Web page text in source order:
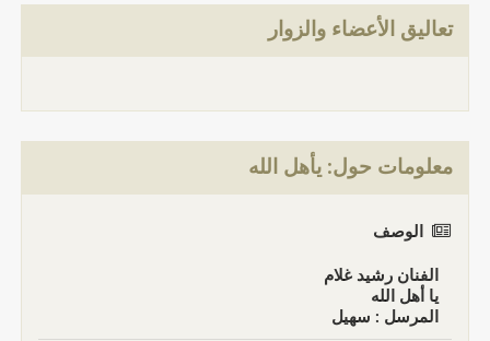
تعاليق الأعضاء والزوار
معلومات حول: يأهل الله
الوصف
الفنان رشيد غلام
يا أهل الله
المرسل : سهيل